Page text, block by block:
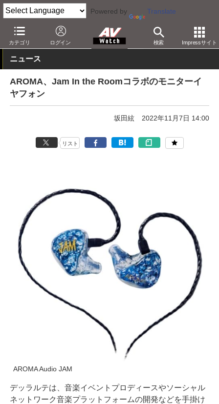
Powered by Translate
カテゴリ ログイン 検索 Impressサイト
AV Watch 製品 ヘッドフォン その他
ニュース
AROMA、Jam In the Roomコラボのモニターイ
ヤフォン
坂田絃 2022年11月7日 14:00
リスト
AROMA Audio JAM
デッラルテは、音楽イベントプロディースやソーシャル
ネットワーク音楽プラットフォームの開発などを手掛け